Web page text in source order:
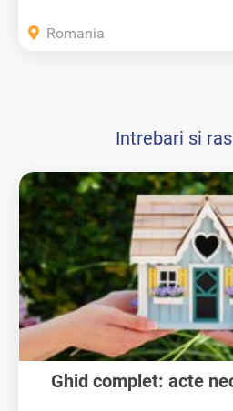
Romania
Intrebari si
Ghid complet: acte